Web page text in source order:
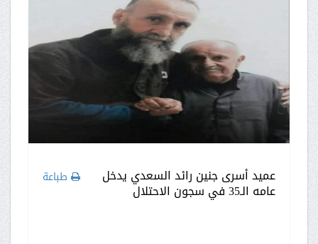
طباعة عميد أسرى جنين رائد السعدي يدخل
عامه الـ35 في سجون الاحتلال